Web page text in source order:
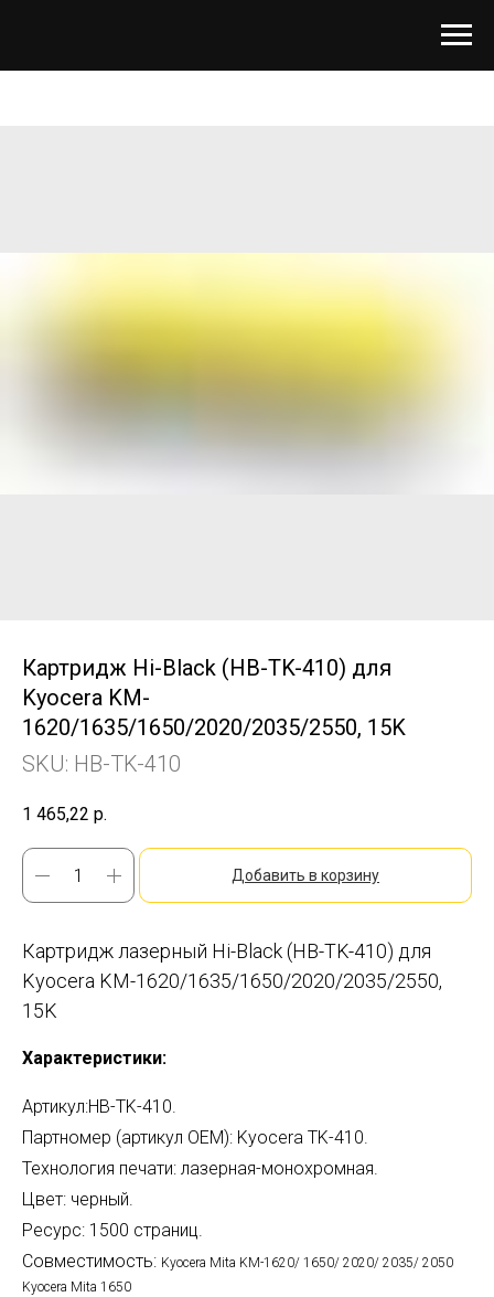
Картридж Hi-Black (HB-TK-410) для
Kyocera KM-
1620/1635/1650/2020/2035/2550, 15K
SKU: HB-TK-410
1 465,22 р.
Добавить в корзину
Картридж лазерный Hi-Black (HB-TK-410) для
Kyocera KM-1620/1635/1650/2020/2035/2550,
15K
Характеристики:
Артикул:HB-TK-410.
Партномер (артикул OEM): Kyocera TK-410.
Технология печати: лазерная-монохромная.
Цвет: черный.
Ресурс: 1500 страниц.
Совместимость: Kyocera Mita KM-1620/ 1650/ 2020/ 2035/ 2050
Kyocera Mita 1650